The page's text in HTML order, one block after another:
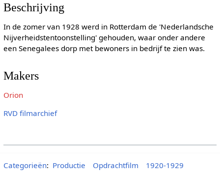
Beschrijving
In de zomer van 1928 werd in Rotterdam de 'Nederlandsche
Nijverheidstentoonstelling' gehouden, waar onder andere
een Senegalees dorp met bewoners in bedrijf te zien was.
Makers
Orion
RVD filmarchief
Categorieën: Productie Opdrachtfilm
1920-1929